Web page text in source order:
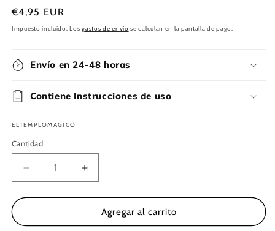
Precio
habitual
€4,95 EUR
Impuesto incluido. Losgastos de envío se calculan en la pantalla de pago.
Envío en 24-48 horas
Contiene Instrucciones de uso
ELTEMPLOMAGICO
Cantidad
Reducir
cantidad
para
Ágata
Aumentar
cantidad
para
Incienso
Ágata
Agregar al carrito